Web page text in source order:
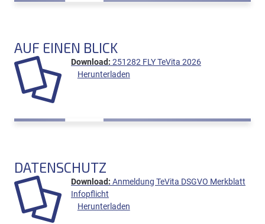
AUF EINEN BLICK
251282 FLY TeVita 2026
Herunterladen
DATENSCHUTZ
Anmeldung TeVita DSGVO Merkblatt
Infopflicht
Herunterladen